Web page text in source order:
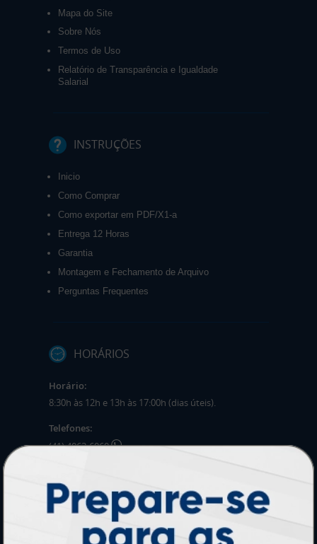
Mapa do Site
Sobre Nós
Termos de Uso
Relatório de Transparência e Igualdade
Salarial
INSTRUÇÕES
Inicio
Como Comprar
Como exportar em PDF/X1-a
Entrega 12 Horas
Garantia
Montagem e Fechamento de Arquivo
Perguntas Frequentes
HORÁRIOS
Horário:
8:30h às 12h e 13h às 17:00h (dias úteis).
Telefones:
(41) 4063-6060
Mensagens:
Horário: 8:30h às 12h e 13h às 17:00h (dias
úteis).